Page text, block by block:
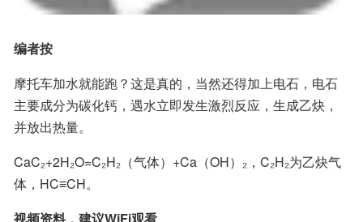
编者按
摩托车加水就能跑？这是真的，当然还得加上电石，电石
主要成分为碳化钙，遇水立即发生激烈反应，生成乙炔，
并放出热量。
CaC₂+2H₂O=C₂H₂（气体）+Ca（OH）₂，C₂H₂为乙炔气
体，HC≡CH。